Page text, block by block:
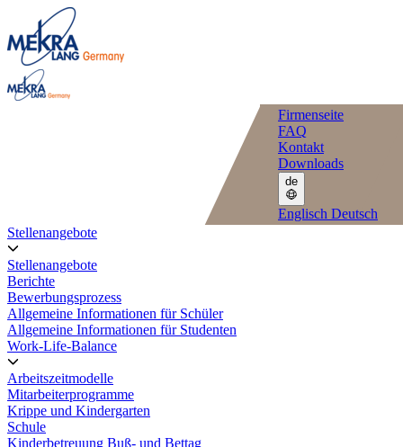
Firmenseite
FAQ
Kontakt
Downloads
de
Englisch Deutsch
Stellenangebote
Stellenangebote
Berichte
Bewerbungsprozess
Allgemeine Informationen für Schüler
Allgemeine Informationen für Studenten
Work-Life-Balance
Arbeitszeitmodelle
Mitarbeiterprogramme
Krippe und Kindergarten
Schule
Kinderbetreuung Buß- und Bettag